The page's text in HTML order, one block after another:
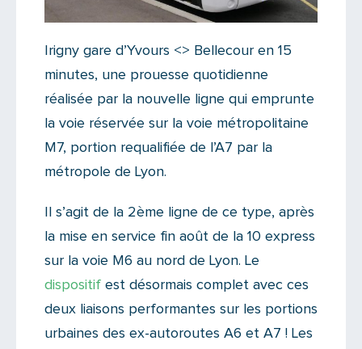
Irigny gare d’Yvours <> Bellecour en 15
minutes, une prouesse quotidienne
réalisée par la nouvelle ligne qui emprunte
la voie réservée sur la voie métropolitaine
M7, portion requalifiée de l’A7 par la
métropole de Lyon.
Il s’agit de la 2ème ligne de ce type, après
la mise en service fin août de la 10 express
sur la voie M6 au nord de Lyon. Le
dispositif est désormais complet avec ces
deux liaisons performantes sur les portions
urbaines des ex-autoroutes A6 et A7 ! Les